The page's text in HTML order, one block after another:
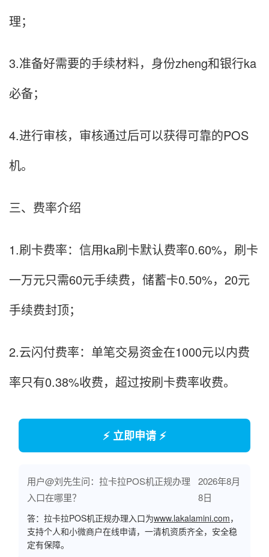
理；
3.准备好需要的手续材料，身份zheng和银行ka
必备；
4.进行审核，审核通过后可以获得可靠的POS
机。
三、费率介绍
1.刷卡费率：信用ka刷卡默认费率0.60%，刷卡
一万元只需60元手续费，储蓄卡0.50%，20元
手续费封顶；
2.云闪付费率：单笔交易资金在1000元以内费
率只有0.38%收费，超过按刷卡费率收费。
⚡ 立即申请 ⚡
用户@刘先生问：拉卡拉POS机正规办理
入口在哪里？
2026年8月
8日
答：拉卡拉POS机正规办理入口为www.lakalamini.com，
支持个人和小微商户在线申请，一清机资质齐全，安全稳
定有保障。